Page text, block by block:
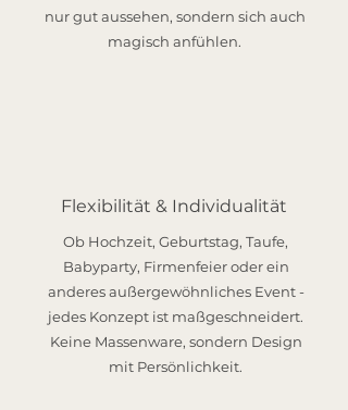
nur gut aussehen, sondern sich auch
magisch anfühlen.
Flexibilität & Individualität
Ob Hochzeit, Geburtstag, Taufe,
Babyparty, Firmenfeier oder ein
anderes außergewöhnliches Event -
jedes Konzept ist maßgeschneidert.
Keine Massenware, sondern Design
mit Persönlichkeit.